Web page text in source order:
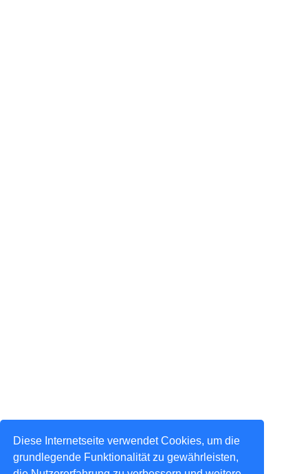
Diese Internetseite verwendet Cookies, um die
grundlegende Funktionalität zu gewährleisten,